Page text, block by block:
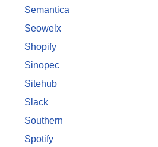
Semantica
Seowelx
Shopify
Sinopec
Sitehub
Slack
Southern
Spotify